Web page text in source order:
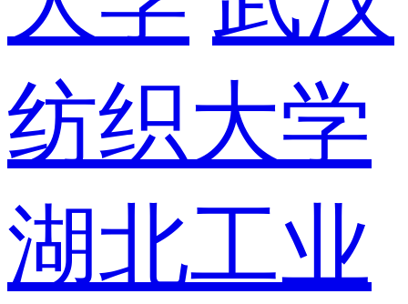
纺织大学
湖北工业